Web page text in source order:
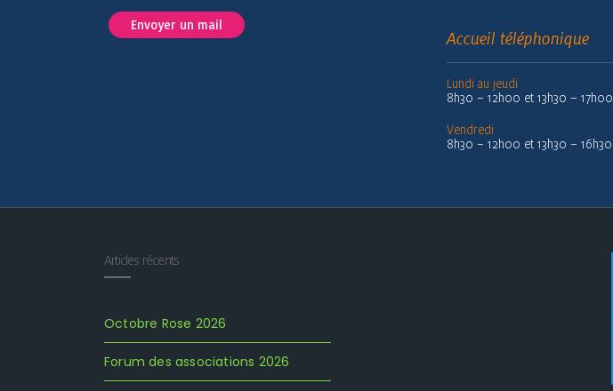
Envoyer un mail
Accueil téléphonique
Lundi au jeudi
8h30 – 12h00 et 13h30 – 17h00
Vendredi
8h30 – 12h00 et 13h30 – 16h30
Articles récents
Octobre Rose 2026
Forum des associations 2026